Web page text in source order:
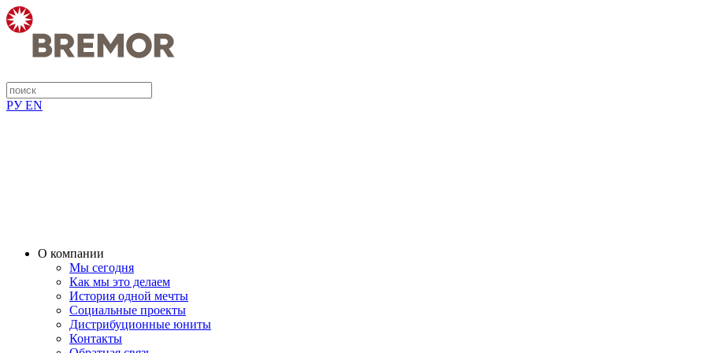
РУ EN
О компании
Мы сегодня
Как мы это делаем
История одной мечты
Социальные проекты
Дистрибуционные юниты
Контакты